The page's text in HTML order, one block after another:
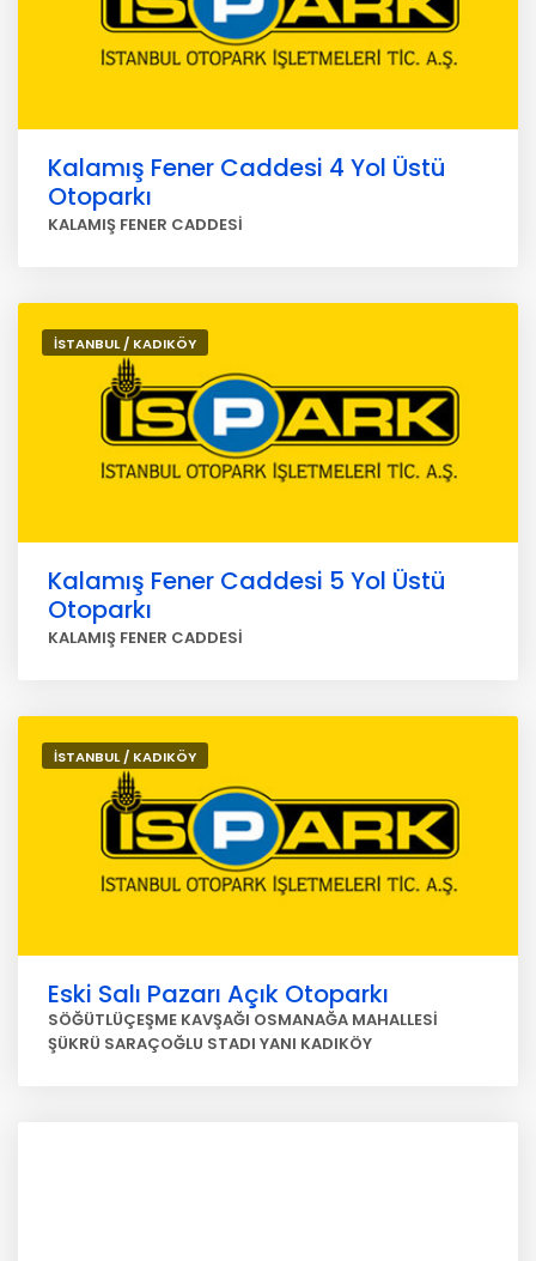
Kalamış Fener Caddesi 4 Yol Üstü
Otoparkı
KALAMIŞ FENER CADDESİ
İSTANBUL / KADIKÖY
Kalamış Fener Caddesi 5 Yol Üstü
Otoparkı
KALAMIŞ FENER CADDESİ
İSTANBUL / KADIKÖY
Eski Salı Pazarı Açık Otoparkı
SÖĞÜTLÜÇEŞME KAVŞAĞI OSMANAĞA MAHALLESİ
ŞÜKRÜ SARAÇOĞLU STADI YANI KADIKÖY